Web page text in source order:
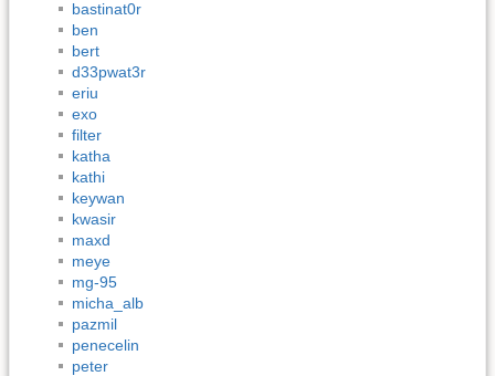
bastinat0r
ben
bert
d33pwat3r
eriu
exo
filter
katha
kathi
keywan
kwasir
maxd
meye
mg-95
micha_alb
pazmil
penecelin
peter